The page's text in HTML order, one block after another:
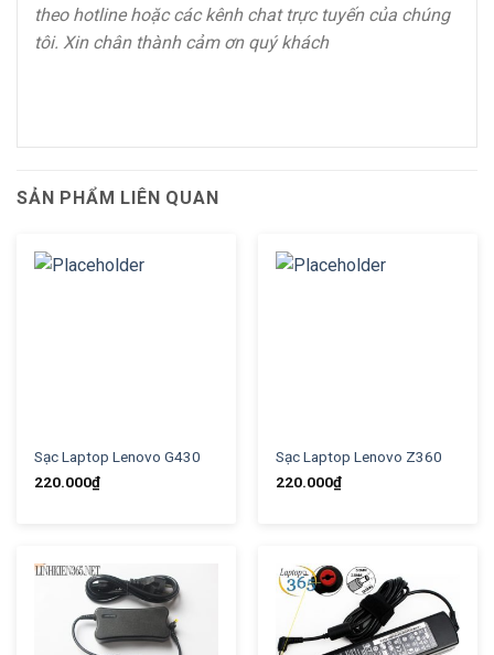
theo hotline hoặc các kênh chat trực tuyến của chúng
tôi. Xin chân thành cảm ơn quý khách
SẢN PHẨM LIÊN QUAN
Sạc Laptop Lenovo G430
220.000₫
Sạc Laptop Lenovo Z360
220.000₫